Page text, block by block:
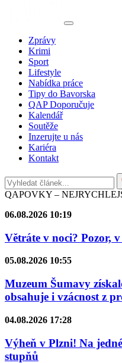
Zprávy
Krimi
Sport
Lifestyle
Nabídka práce
Tipy do Bavorska
QAP Doporučuje
Kalendář
Soutěže
Inzerujte u nás
Kariéra
Kontakt
QAPOVKY –
06.08.2026 10:19
Větráte v noci? Pozor,
05.08.2026 10:55
Muzeum Šumavy
obsahuje i vzácnost z
04.08.2026 17:28
Výheň v Plzni! Na
stupňů